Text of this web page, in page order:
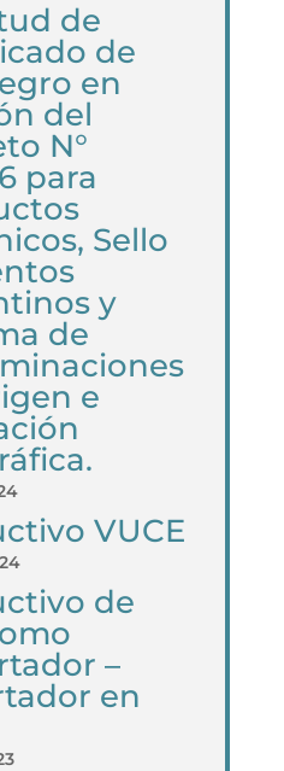
de
de
en
del
N°
para
Sello
y
de
e
VUCE
de
–
en